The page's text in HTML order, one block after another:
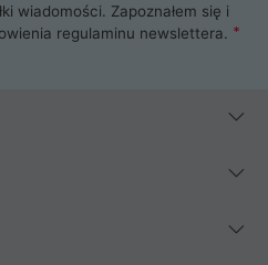
wiadomości. Zapoznałem się i
regulaminu newslettera.